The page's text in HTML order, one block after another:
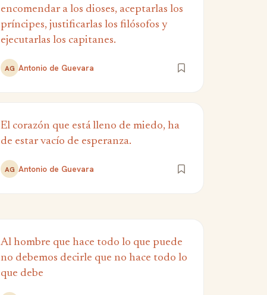
encomendar a los dioses, aceptarlas los
príncipes, justificarlas los filósofos y
ejecutarlas los capitanes.
AG Antonio de Guevara
El corazón que está lleno de miedo, ha
de estar vacío de esperanza.
AG Antonio de Guevara
Al hombre que hace todo lo que puede
no debemos decirle que no hace todo lo
que debe